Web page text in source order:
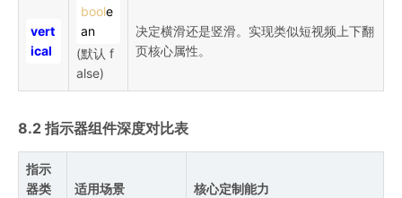
vert
ical
boole
an
(默认 f
alse)
决定横滑还是竖滑。实现类似短视频上下翻
页核心属性。
8.2 指示器组件深度对比表
指示
器类
适用场景 核心定制能力